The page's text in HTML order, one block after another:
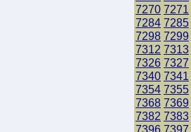
7270 7271
7284 7285
7298 7299
7312 7313
7326 7327
7340 7341
7354 7355
7368 7369
7382 7383
7396 7397